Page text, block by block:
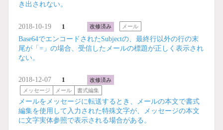
き出されない。
2018-10-19 1 改修済み メール
Base64でエンコードされたSubjectの、最終行以外の行の末
尾が「=」の場合、受信したメールの標題が正しく表示され
ない。
2018-12-07 1
改修済み
メッセージ
メール 書式編集
メールをメッセージに転送するとき、メールの本文で書式
編集を使用して入力された特殊文字が、メッセージの本文
に文字実体参照で表示される場合がある。